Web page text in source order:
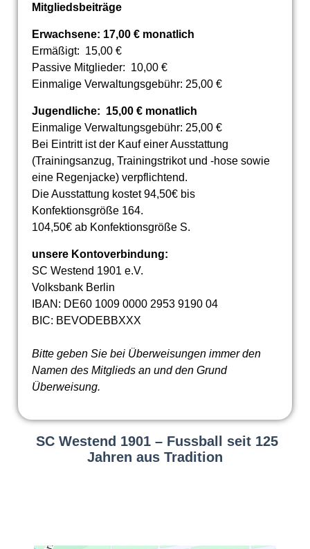
Mitgliedsbeiträge
Erwachsene: 17,00 € monatlich
Ermäßigt: 15,00 €
Passive Mitglieder: 10,00 €
Einmalige Verwaltungsgebühr: 25,00 €
Jugendliche: 15,00 € monatlich
Einmalige Verwaltungsgebühr: 25,00 €
Bei Eintritt ist der Kauf einer Ausstattung
(Trainingsanzug, Trainingstrikot und -hose sowie
eine Regenjacke) verpflichtend.
Die Ausstattung kostet 94,50€ bis
Konfektionsgröße 164.
104,50€ ab Konfektionsgröße S.
unsere Kontoverbindung:
SC Westend 1901 e.V.
Volksbank Berlin
IBAN: DE60 1009 0000 2953 9190 04
BIC: BEVODEBBXXX
Bitte geben Sie bei Überweisungen immer den
Namen des Mitglieds an und den Grund
Überweisung.
SC Westend 1901 – Fussball seit 125
Jahren aus Tradition